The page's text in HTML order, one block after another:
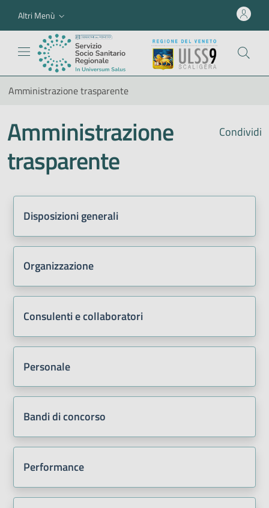
Altri Menù
Amministrazione trasparente
Condividi
Amministrazione
trasparente
Disposizioni generali
Organizzazione
Consulenti e collaboratori
Personale
Bandi di concorso
Performance